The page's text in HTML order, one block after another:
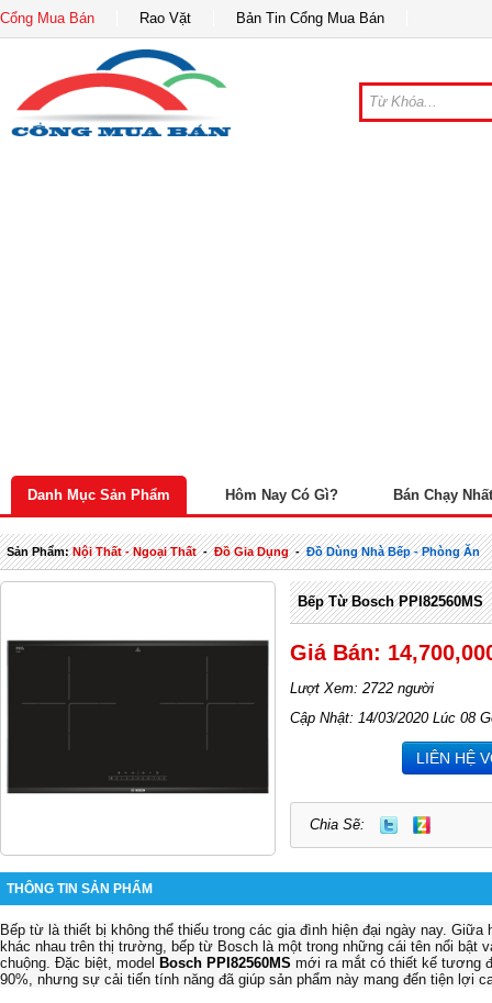
Cổng Mua Bán Rao Vặt Bản Tin Cổng Mua Bán
Danh Mục Sản Phẩm Hôm Nay Có Gì? Bán Chạy Nhất
Sản Phẩm:Nội Thất - Ngoại Thất-Đồ Gia Dụng-Đồ Dùng Nhà Bếp - Phòng Ăn
Bếp Từ Bosch PPI82560MS
Giá Bán:
Lượt Xem: 2722 người
Cập Nhật: 14/03/2020 Lúc 08
LIÊN HỆ
Chia Sẽ:
THÔNG TIN SẢN PHẨM
Bếp từ là thiết bị không thể thiếu trong các gia đình hiện đại ngày nay. Giữa
khác nhau trên thị trường, bếp từ Bosch là một trong những cái tên nổi bật
chuộng. Đặc biệt, model Bosch PPI82560MS mới ra mắt có thiết kế tương
90%, nhưng sự cải tiến tính năng đã giúp sản phẩm này mang đến tiện lợi